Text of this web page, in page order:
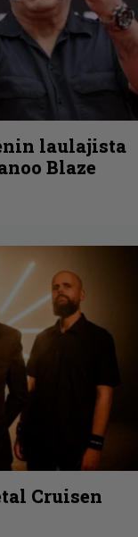
laulajista
Blaze
Cruisen